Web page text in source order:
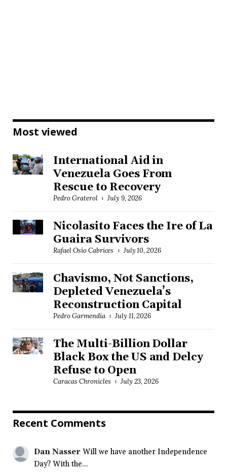
Most viewed
International Aid in
Venezuela Goes From
Rescue to Recovery
Pedro Graterol July 9, 2026
Nicolasito Faces the Ire of La
Guaira Survivors
Rafael Osío Cabrices July 10, 2026
Chavismo, Not Sanctions,
Depleted Venezuela’s
Reconstruction Capital
Pedro Garmendia July 11, 2026
The Multi-Billion Dollar
Black Box the US and Delcy
Refuse to Open
Caracas Chronicles July 23, 2026
Recent Comments
Dan Nasser Will we have another Independence
Day? With the...